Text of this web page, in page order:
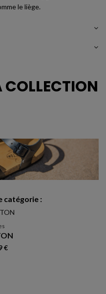
le liège.
COLLECTION
catégorie :
€